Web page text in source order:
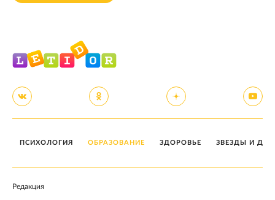
ПСИХОЛОГИЯ ОБРАЗОВАНИЕ ЗДОРОВЬЕ ЗВЕЗДЫ И
Редакция